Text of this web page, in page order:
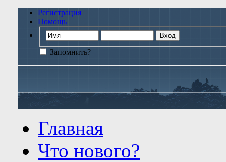
Регистрация
Помощь
Запомнить?
Главная
Что нового?